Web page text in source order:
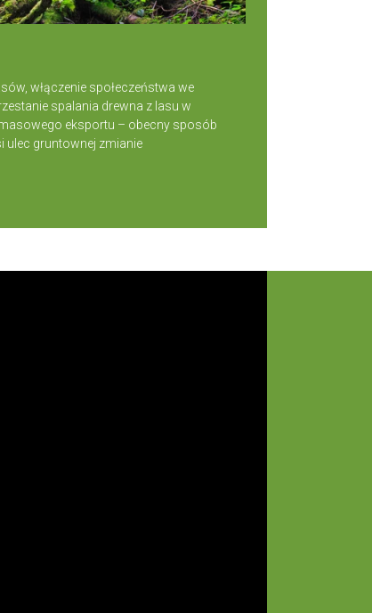
włączenie społeczeństwa we
spalania drewna z lasu w
eksportu – obecny sposób
ulec gruntownej zmianie